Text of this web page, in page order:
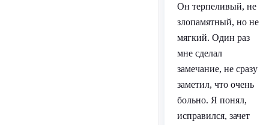
Он терпеливый, не
злопамятный, но не
мягкий. Один раз
мне сделал
замечание, не сразу
заметил, что очень
больно. Я понял,
исправился, зачет